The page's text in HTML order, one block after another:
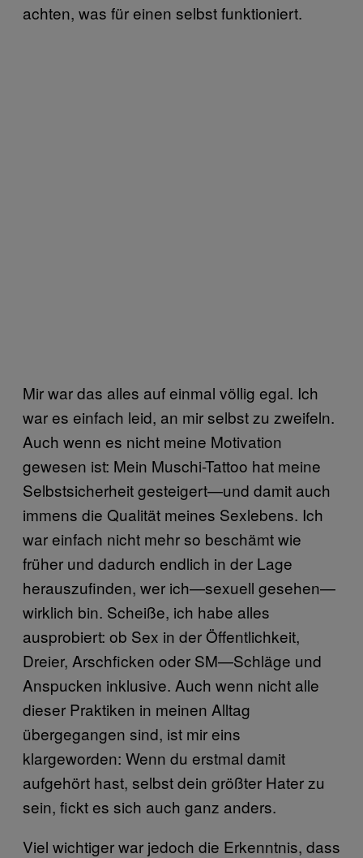
achten, was für einen selbst funktioniert.
Mir war das alles auf einmal völlig egal. Ich
war es einfach leid, an mir selbst zu zweifeln.
Auch wenn es nicht meine Motivation
gewesen ist: Mein Muschi-Tattoo hat meine
Selbstsicherheit gesteigert—und damit auch
immens die Qualität meines Sexlebens. Ich
war einfach nicht mehr so beschämt wie
früher und dadurch endlich in der Lage
herauszufinden, wer ich—sexuell gesehen—
wirklich bin. Scheiße, ich habe alles
ausprobiert: ob Sex in der Öffentlichkeit,
Dreier, Arschficken oder SM—Schläge und
Anspucken inklusive. Auch wenn nicht alle
dieser Praktiken in meinen Alltag
übergegangen sind, ist mir eins
klargeworden: Wenn du erstmal damit
aufgehört hast, selbst dein größter Hater zu
sein, fickt es sich auch ganz anders.
Viel wichtiger war jedoch die Erkenntnis, dass